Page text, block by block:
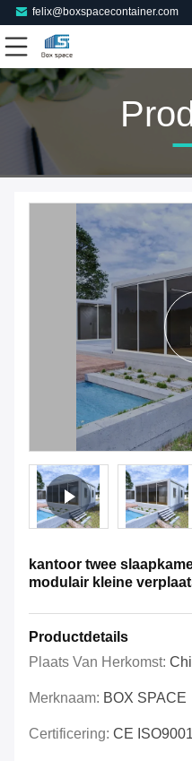
felix@boxspacecontainer.com
kantoor twee
modulair kleine
Productdetails
Plaats Van Herkomst:
Merknaam: BOX SPACE
Certificering: CE